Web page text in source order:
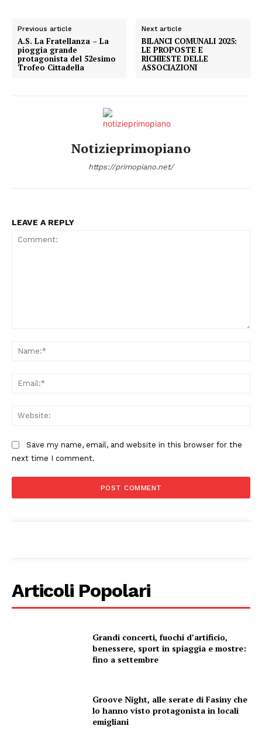
Previous article
A.S. La Fratellanza – La
pioggia grande
protagonista del 52esimo
Trofeo Cittadella
Next article
BILANCI COMUNALI 2025:
LE PROPOSTE E
RICHIESTE DELLE
ASSOCIAZIONI
Notizieprimopiano
https://primopiano.net/
LEAVE A REPLY
Save my name, email, and website in this browser for the
next time I comment.
Articoli Popolari
Grandi concerti, fuochi d’artificio,
benessere, sport in spiaggia e mostre:
fino a settembre
Groove Night, alle serate di Fasiny che
lo hanno visto protagonista in locali
emigliani